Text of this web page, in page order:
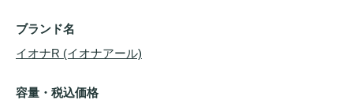
ブランド名
イオナR (イオナアール)
容量・税込価格